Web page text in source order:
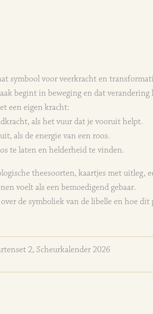
symbool voor veerkracht en
begint in beweging en dat
een eigen kracht:
als het vuur dat je vooruit helpt.
als de energie van een roos.
te laten en helderheid te vinden.
theesoorten, kaartjes met uitleg,
voelt als een bemoedigend gebaar.
de symboliek van de libelle en hoe
2, Scheurkalender 2026